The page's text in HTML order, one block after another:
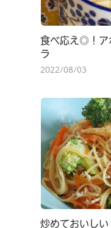
食べ応え◎！ア
ラ
2022/08/03
炒めておいしい